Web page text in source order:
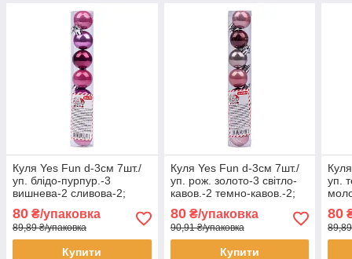
Куля Yes Fun d-3см 7шт./
уп. блідо-пурпур.-3
вишнева-2 сливова-2;
80 ₴/упаковка
89,89 ₴/упаковка
Купити
Куля Yes Fun d-3см 7шт./
уп. рож. золото-3 світло-
кавов.-2 темно-кавов.-2;
80₴/упаковка
90,91 ₴/упаковка
Купити
уп.
80